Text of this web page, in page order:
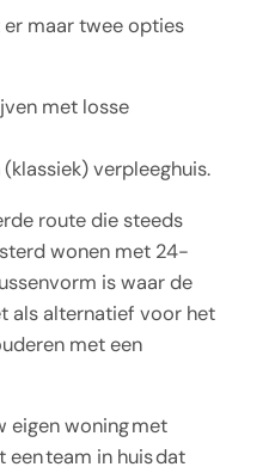
er maar twee opties
met losse
verpleeghuis.
route die steeds
wonen met 24-
is waar de
als alternatief voor het
met een
eigen woning met
een team in huis dat